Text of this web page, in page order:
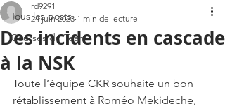
Tous les posts
Courses du Team
Des incidents en cascade
à la NSK
rd9291
24 juin 2023 1 min de lecture
Toute l’équipe CKR souhaite un bon
rétablissement à Roméo Mekideche,